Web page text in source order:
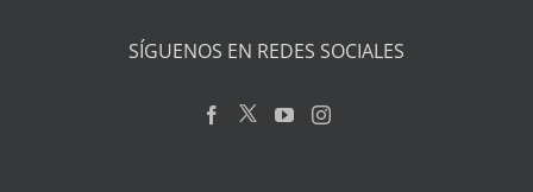
SÍGUENOS EN REDES SOCIALES